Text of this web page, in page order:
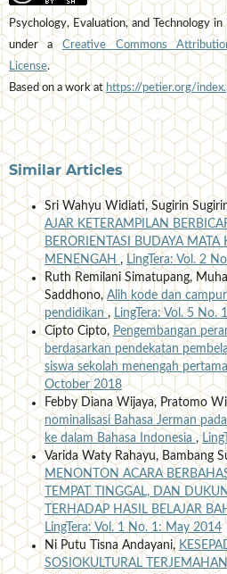
Psychology, Evaluation, and Technology
under aCreative Commons
License.
Based on a work athttps://petier.org/
Similar Articles
Sri Wahyu Widiati, Sugirin
AJAR KETERAMPILAN
BERORIENTASI BUDAYA MATA
MENENGAH, LingTera: Vol. 2
Ruth Remilani Simatupang,
Saddhono,Alih kode dan
pendidikan, LingTera: Vol. 5 No.
Cipto Cipto, Pengembangan
berdasarkan pendekatan
siswa sekolah menengah
October 2018
Febby Diana Wijaya, Pratomo
nominalisasi Bahasa Jerman
ke dalam Bahasa Indonesia,
Varida Waty Rahayu, Bambang
MENONTON ACARA
TEMPAT TINGGAL, DAN
TERHADAP HASIL BELAJAR
LingTera: Vol. 1 No. 1: May 2014
Ni Putu Tisna Andayani,
SOSIOKULTURAL